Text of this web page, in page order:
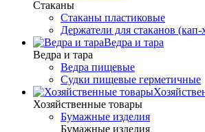
Стаканы
Стаканы пластиковые
Держатели для стаканов
Ведра и тара
Ведра и тара
Ведра пищевые
Судки пищевые герметичные
Хозяйственные товары
Бумажные изделия
Бумажные изделия